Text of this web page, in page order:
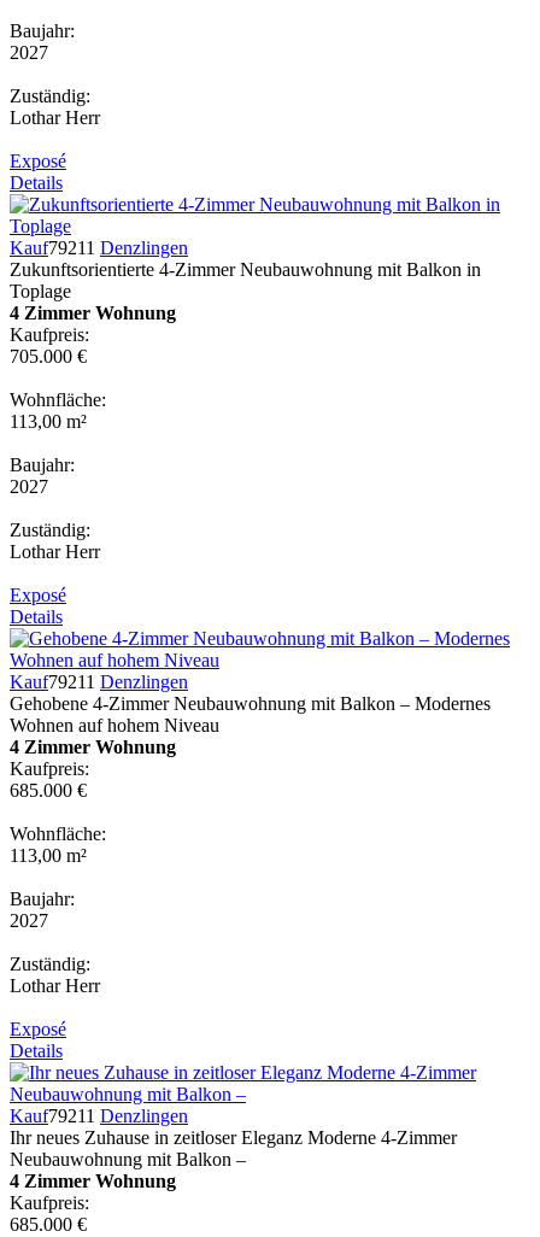
Baujahr:
2027
Zuständig:
Lothar Herr
Exposé
Details
Kauf79211 Denzlingen
Zukunftsorientierte 4-Zimmer Neubauwohnung mit Balkon in
Toplage
4 Zimmer Wohnung
Kaufpreis:
705.000 €
Wohnfläche:
113,00 m²
Baujahr:
2027
Zuständig:
Lothar Herr
Exposé
Details
Kauf79211 Denzlingen
Gehobene 4-Zimmer Neubauwohnung mit Balkon – Modernes
Wohnen auf hohem Niveau
4 Zimmer Wohnung
Kaufpreis:
685.000 €
Wohnfläche:
113,00 m²
Baujahr:
2027
Zuständig:
Lothar Herr
Exposé
Details
Kauf79211 Denzlingen
Ihr neues Zuhause in zeitloser Eleganz Moderne 4-Zimmer
Neubauwohnung mit Balkon –
4 Zimmer Wohnung
Kaufpreis:
685.000 €